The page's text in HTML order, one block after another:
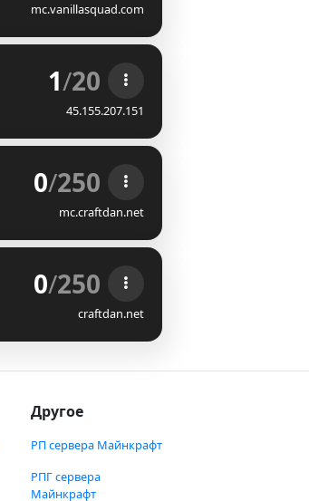
mc.vanillasquad.com
1/20
45.155.207.151
0/250
mc.craftdan.net
0/250
craftdan.net
Другое
РП сервера Майнкрафт
РПГ сервера
Майнкрафт